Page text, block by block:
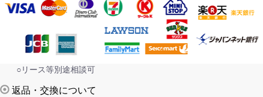
○リース等別途相談可
返品・交換について